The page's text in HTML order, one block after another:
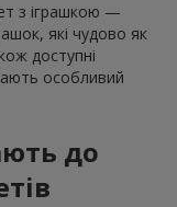
з іграшкою —
які чудово як
доступні
особливий
до